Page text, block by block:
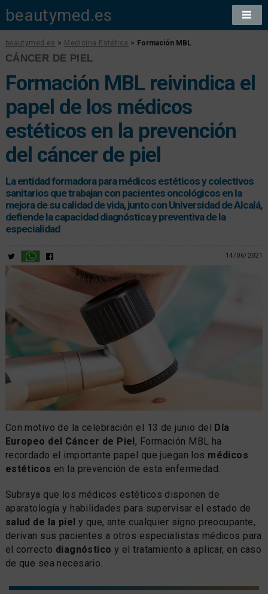
beautymed.es
beautymed.es > Medicina Estética > Formación MBL
CÁNCER DE PIEL
Formación MBL reivindica el
papel de los médicos
estéticos en la prevención
del cáncer de piel
La entidad formadora para médicos estéticos y colectivos
sanitarios que trabajan con pacientes oncológicos en la
mejora de su calidad de vida, junto con Universidad de Alcalá,
defiende la capacidad diagnóstica y preventiva de la
especialidad
14/06/2021
Con motivo de la celebración el 13 de junio del
Día
Europeo del Cáncer de Piel , Formación MBL ha
recordado el importante papel que juegan los médicos
estéticos en la prevención de esta enfermedad.
Subraya que los médicos estéticos disponen de
aparatología y habilidades para supervisar el estado de
salud de la piel y que, ante cualquier signo preocupante,
derivan sus pacientes a otros especialistas médicos para
el correcto diagnóstico y el tratamiento a aplicar, en caso
de que sea necesario.